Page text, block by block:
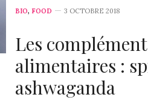
BIO, FOOD 3 OCTOBRE 2018
Les
alimentaires :
ashwaganda